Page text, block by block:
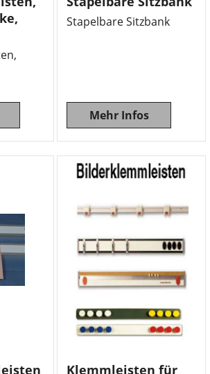
Stapelbare Sitzbank
Mehr Infos
Klemmleisten für